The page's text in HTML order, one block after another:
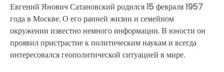
Евгений Янович Сатановский родился 15 февраля 1957
года в Москве. О его ранней жизни и семейном
окружении известно немного информации. В юности он
проявил пристрастие к политическим наукам и всегда
интересовался геополитической ситуацией в мире.